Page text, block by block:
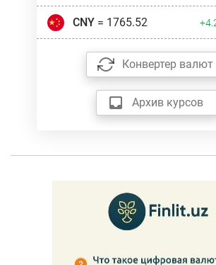
CNY= 1765.52
Конвертер валют
Архив курсов